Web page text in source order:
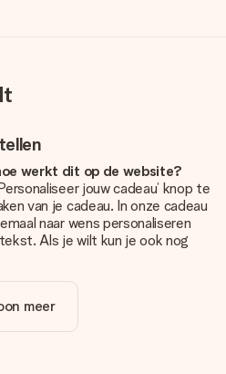
werkt dit op de website?
jouw cadeau’ knop te
van je cadeau. In onze cadeau
naar wens personaliseren
Als je wilt kun je ook nog
getoond is inclusief de
meer